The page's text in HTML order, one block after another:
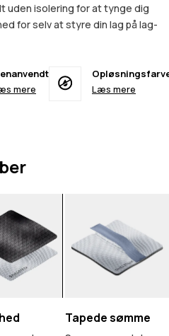
uden isolering for at tynge dig
for selv at styre din lag på lag-
mere
Læs mere
Tapede sømme